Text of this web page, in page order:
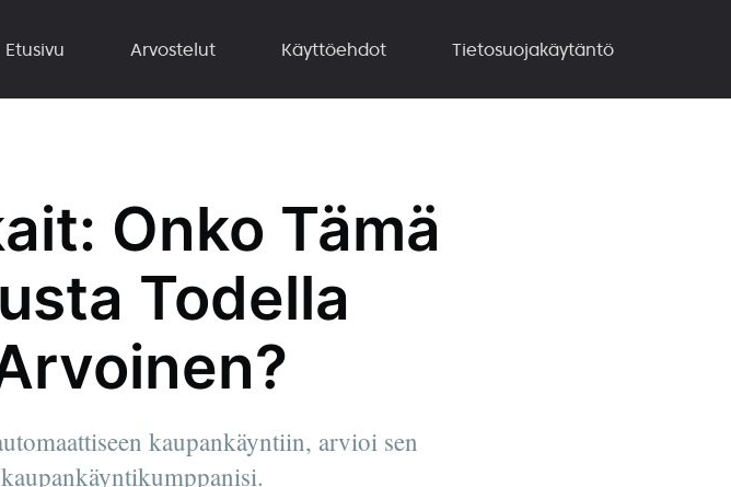
Etusivu Arvostelut Käyttöehdot Tietosuojakäytäntö
Onko Tämä
Todella
kaupankäyntiin, arvioi sen